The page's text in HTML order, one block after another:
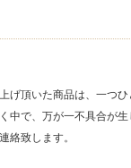
げ頂いた商品は、一つ
中で、万が一不具合が
絡致します。